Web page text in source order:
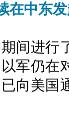
在中东
进行
军仍在
向美国